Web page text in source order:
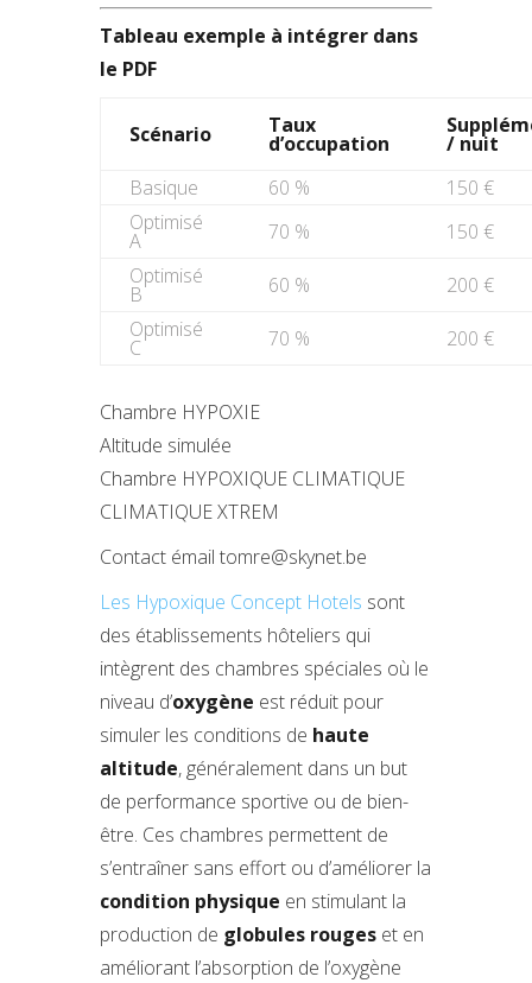
Tableau exemple à intégrer dans
le PDF
Scénario Taux
d’occupation
/ nuit
Basique
60 %
150 €
Optimisé
A 70 %
150 €
Optimisé
B 60 %
200 €
Optimisé
C 70 % 200 €
Chambre HYPOXIE
Altitude simulée
Chambre HYPOXIQUE CLIMATIQUE
CLIMATIQUE XTREM
Contact émail tomre@skynet.be
Les Hypoxique Concept Hotels sont
des établissements hôteliers qui
intègrent des chambres spéciales où le
niveau d’oxygène est réduit pour
simuler les conditions de haute
altitude, généralement dans un but
de performance sportive ou de bien-
être. Ces chambres permettent de
s’entraîner sans effort ou d’améliorer la
condition physique en stimulant la
production de globules rouges et en
améliorant l’absorption de l’oxygène